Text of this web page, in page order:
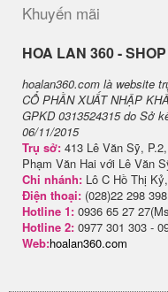
Khuyến mãi
H​OA LAN 360 -
hoalan360.com là website
CỔ PHẦN XUẤT NHẬP
GPKD 0313524315 do Sở
06/11/2015
Trụ sở: 413 Lê Văn Sỹ,
Phạm Văn Hai với Lê Văn
Chi nhánh: Lô C Hồ Thị
Điện thoại: (028)22 298 398
Hotline 1: 0936 65 27
Hotline 2: 0977 301 303 -
Web:hoalan360.com